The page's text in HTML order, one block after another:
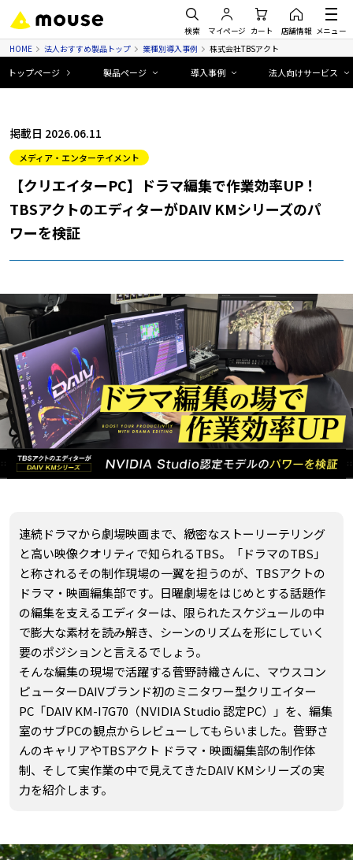
検索 マイページ カート 店舗情報 メニュー
HOME 法人おすすめ製品トップ 業種別導入事例 株式会社TBSアクト
トップページ 製品ページ 導入事例 法人向けサービス
掲載日 2026.06.11
メディア・エンターテイメント
【クリエイターPC】ドラマ編集で作業効率UP！
TBSアクトのエディターがDAIV KMシリーズのパ
ワーを検証
連続ドラマから劇場映画まで、緻密なストーリーテリング
と高い映像クオリティで知られるTBS。「ドラマのTBS」
と称されるその制作現場の一翼を担うのが、TBSアクトの
ドラマ・映画編集部です。日曜劇場をはじめとする話題作
の編集を支えるエディターは、限られたスケジュールの中
で膨大な素材を読み解き、シーンのリズムを形にしていく
要のポジションと言えるでしょう。
そんな編集の現場で活躍する菅野詩織さんに、マウスコン
ピューターDAIVブランド初のミニタワー型クリエイター
PC「DAIV KM-I7G70（NVIDIA Studio 認定PC）」を、編集
室のサブPCの観点からレビューしてもらいました。菅野さ
んのキャリアやTBSアクト ドラマ・映画編集部の制作体
制、そして実作業の中で見えてきたDAIV KMシリーズの実
力を紹介します。